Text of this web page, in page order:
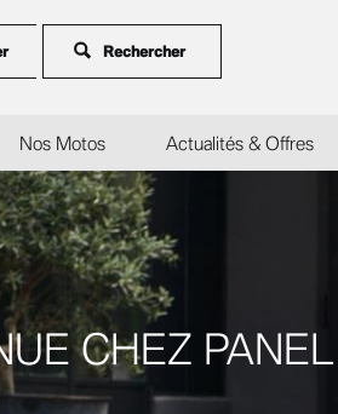
Nos Motos Actualités & Offres
CHEZ PANEL